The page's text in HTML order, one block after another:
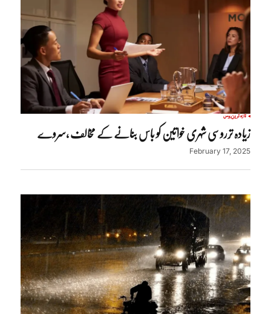
تازہ ترینروس
زیادہ ترروسی شہری خواتین کو باس بنانے کے مخالف ،سروے
February 17, 2025